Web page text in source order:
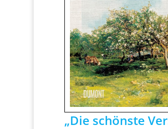
„Die schönste